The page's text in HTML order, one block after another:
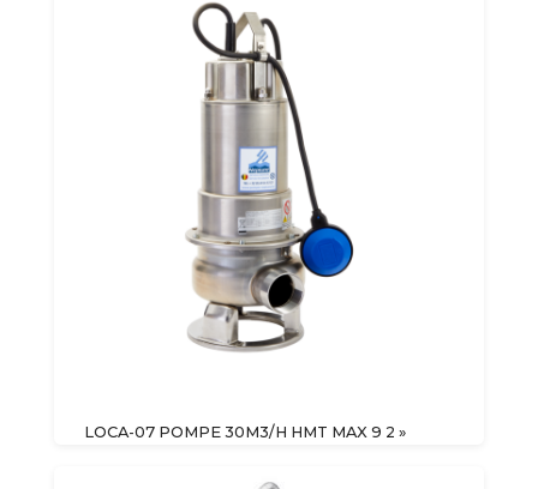
LOCA-07 POMPE 30M3/H HMT MAX 9 2 »